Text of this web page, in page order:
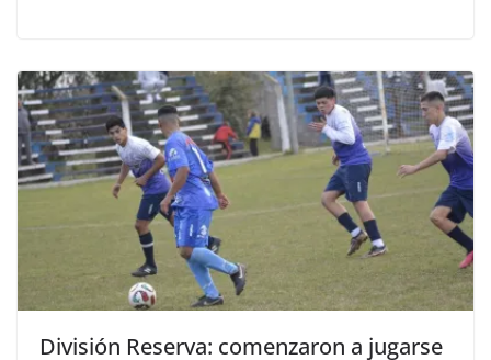
División Reserva: comenzaron a jugarse